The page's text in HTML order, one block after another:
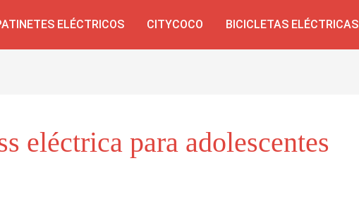
ELÉCTRICOS CITYCOCO BICICLETAS ELÉCTRICAS
eléctrica para adolescentes